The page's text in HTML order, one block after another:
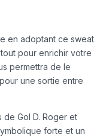
en adoptant ce sweat
pour enrichir votre
permettra de le
une sortie entre
de Gol D. Roger et
forte et un